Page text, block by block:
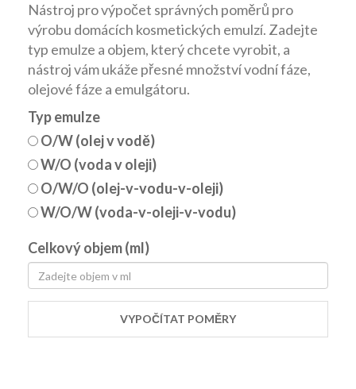
Nástroj pro výpočet správných poměrů pro
výrobu domácích kosmetických emulzí. Zadejte
typ emulze a objem, který chcete vyrobit, a
nástroj vám ukáže přesné množství vodní fáze,
olejové fáze a emulgátoru.
Typ emulze
O/W (olej v vodě)
W/O (voda v oleji)
O/W/O (olej-v-vodu-v-oleji)
W/O/W (voda-v-oleji-v-vodu)
Celkový objem (ml)
VYPOČÍTAT POMĚRY